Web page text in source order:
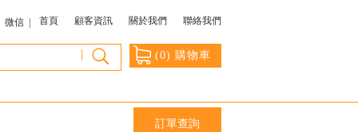
微信 | 首頁 顧客資訊 關於我們 聯絡我們
(0) 購物車
|
訂單查詢